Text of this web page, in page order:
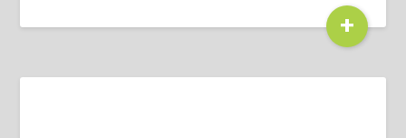
+